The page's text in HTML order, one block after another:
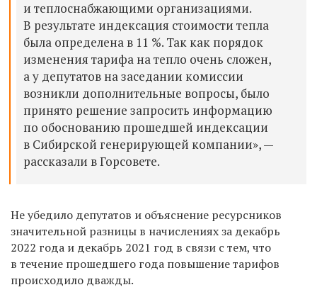
и теплоснабжающими организациями.
В результате индексация стоимости тепла
была определена в 11 %. Так как порядок
изменения тарифа на тепло очень сложен,
а у депутатов на заседании комиссии
возникли дополнительные вопросы, было
принято решение запросить информацию
по обоснованию прошедшей индексации
в Сибирской генерирующей компании», —
рассказали в Горсовете.
Не убедило депутатов и объяснение ресурсников
значительной разницы в начислениях за декабрь
2022 года и декабрь 2021 год в связи с тем, что
в течение прошедшего года повышение тарифов
происходило дважды.